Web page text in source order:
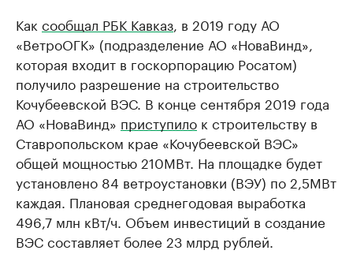
Как сообщал РБК Кавказ , в 2019 году АО
«ВетроОГК» (подразделение АО «НоваВинд»,
которая входит в госкорпорацию Росатом)
получило разрешение на строительство
Кочубеевской ВЭС. В конце сентября 2019 года
АО «НоваВинд» приступило к строительству в
Ставропольском крае «Кочубеевской ВЭС»
общей мощностью 210МВт. На площадке будет
установлено 84 ветроустановки (ВЭУ) по 2,5МВт
каждая. Плановая среднегодовая выработка
496,7 млн кВт/ч. Объем инвестиций в создание
ВЭС составляет более 23 млрд рублей.